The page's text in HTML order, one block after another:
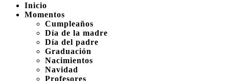
Inicio
Momentos
Cumpleaños
Día de la madre
Día del padre
Graduación
Nacimientos
Navidad
Profesores